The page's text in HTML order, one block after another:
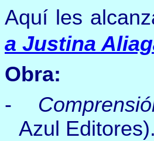
Aquí les
a Justina
Obra:
-
Azul Editores).